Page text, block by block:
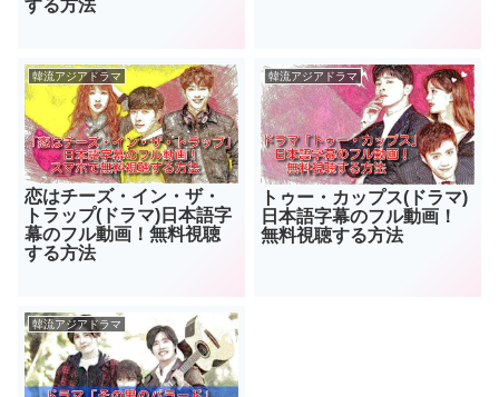
する方法
韓流アジアドラマ
恋はチーズ・イン・ザ・
トラップ(ドラマ)日本語字
幕のフル動画！無料視聴
する方法
韓流アジアドラマ
トゥー・カップス(ドラマ)
日本語字幕のフル動画！
無料視聴する方法
韓流アジアドラマ